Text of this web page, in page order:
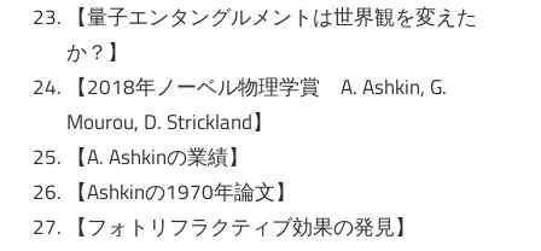
【量子エンタングルメントは世界観を変えた
か？】
【2018年ノーベル物理学賞 A. Ashkin, G.
Mourou, D. Strickland】
【A. Ashkinの業績】
【Ashkinの1970年論文】
【フォトリフラクティブ効果の発見】